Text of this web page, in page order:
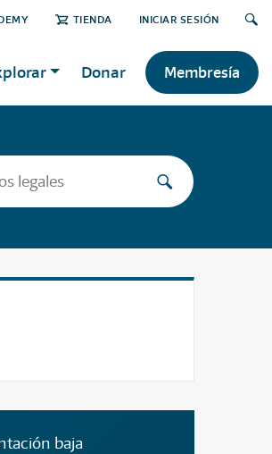
TIENDA INICIAR SESIÓN
Donar Membresía
baja